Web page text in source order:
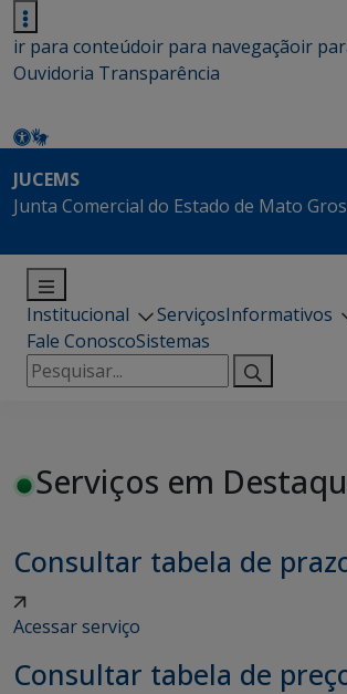
ir para conteúdoir para navegaçãoir
Ouvidoria Transparência
JUCEMS
Junta Comercial do Estado de Mato
Institucional ServiçosInformativos
Fale ConoscoSistemas
Pesquisar
por:
Serviços em
Consultar tabela de
Acessar serviço
Consultar tabela de